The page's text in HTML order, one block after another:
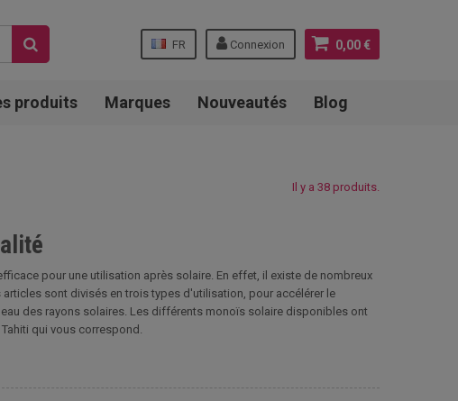
0,00 €
Connexion
FR
produits Marques Nouveautés Blog
Il y a 38 produits.
pour une utilisation après solaire. En effet, il existe de nombreux
sont divisés en trois types d'utilisation, pour accélérer le
des rayons solaires. Les différents monoïs solaire disponibles ont
qui vous correspond.